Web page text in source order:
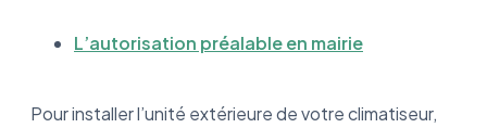
L’autorisation préalable en mairie
Pour installer l’unité extérieure de votre climatiseur,